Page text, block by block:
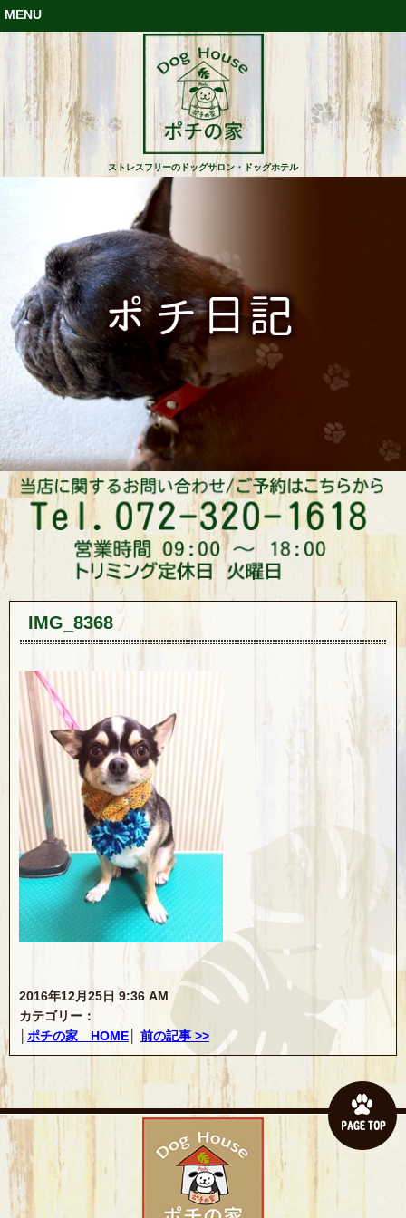
ストレスフリーのドッグサロン・ドッグホテル
MENU
IMG_8368
2016年12月25日 9:36 AM
カテゴリー：
ポチの家 HOME 前の記事 >>